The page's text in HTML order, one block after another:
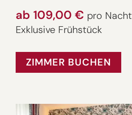
ab 109,00 € pro Nacht
Exklusive Frühstück
ZIMMER BUCHEN